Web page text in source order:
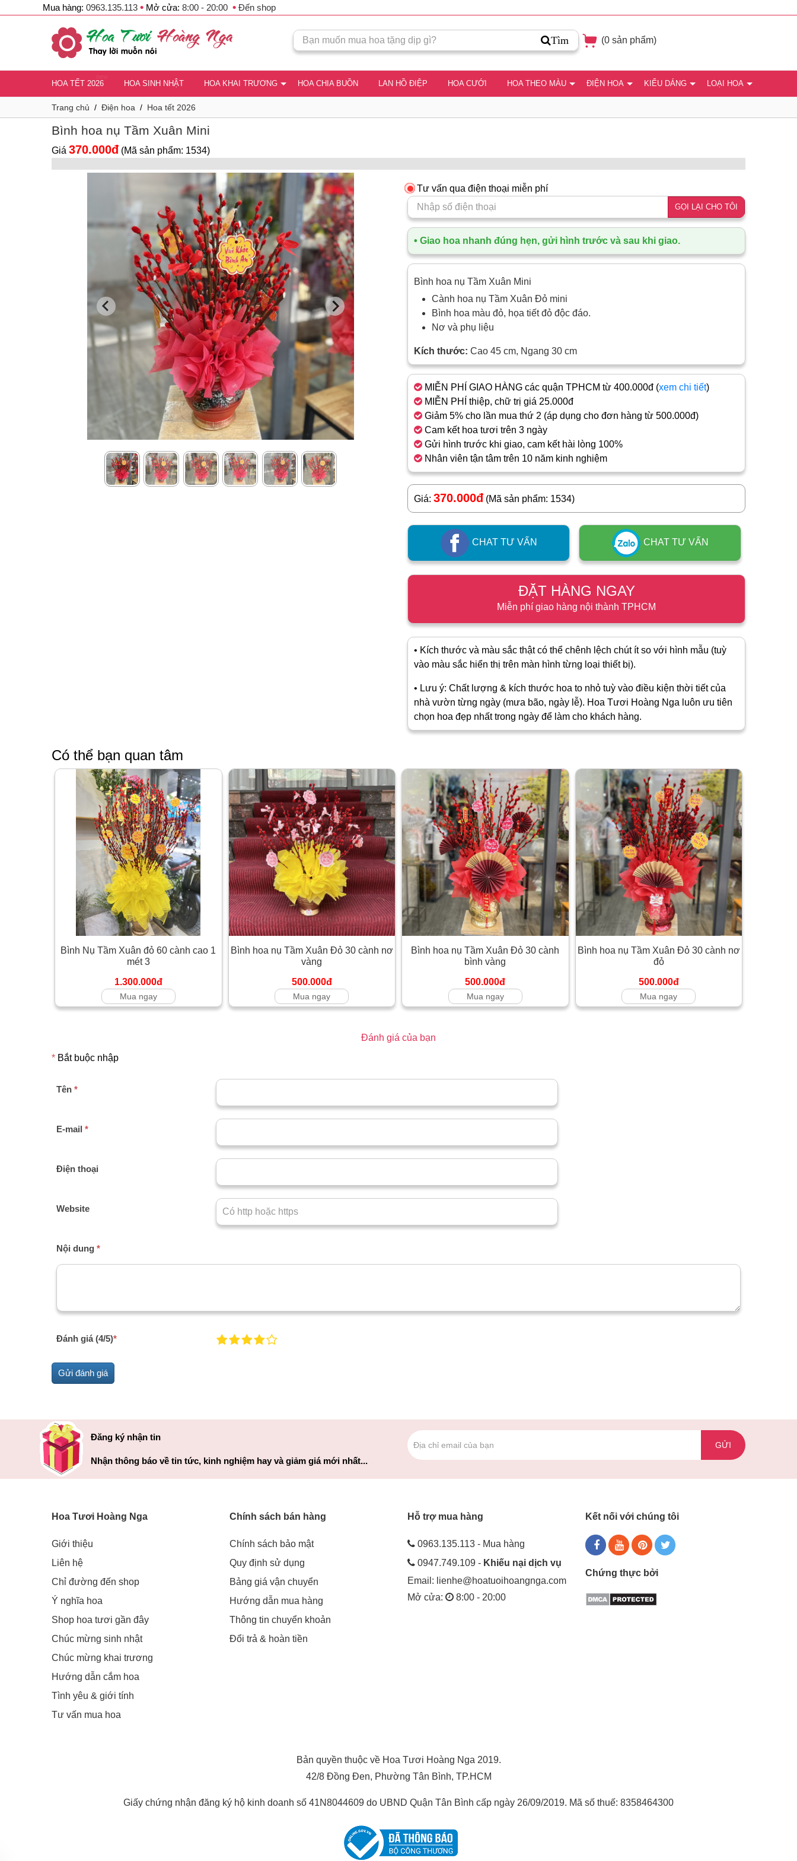
Mua hàng: 0963.135.113 • Mở cửa: 8:00 - 20:00 • Đến shop
Tìm (0 sản phẩm)
HOA TẾT 2026 HOA SINH NHẬT HOA KHAI TRƯƠNG HOA CHIA BUỒN LAN HỒ ĐIỆP HOA CƯỚI HOA THEO MÀU ĐIỆN HOA KIỂU DÁNG LOẠI HOA
Trang chủ / Điện hoa / Hoa tết 2026
Bình hoa nụ Tầm Xuân Mini
Giá 370.000đ (Mã sản phẩm: 1534)
Tư vấn qua điện thoại miễn phí
GỌI LẠI CHO TÔI
• Giao hoa nhanh đúng hẹn, gửi hình trước và sau khi giao.
Bình hoa nụ Tầm Xuân Mini
Cành hoa nụ Tầm Xuân Đỏ mini
Bình hoa màu đỏ, họa tiết đỏ độc đáo.
Nơ và phụ liệu
Kích thước: Cao 45 cm, Ngang 30 cm
MIỄN PHÍ GIAO HÀNG các quận TPHCM từ 400.000đ (xem chi tiết)
MIỄN PHÍ thiệp, chữ trị giá 25.000đ
Giảm 5% cho lần mua thứ 2 (áp dụng cho đơn hàng từ 500.000đ)
Cam kết hoa tươi trên 3 ngày
Gửi hình trước khi giao, cam kết hài lòng 100%
Nhân viên tận tâm trên 10 năm kinh nghiệm
Giá: 370.000đ (Mã sản phẩm: 1534)
CHAT TƯ VẤN CHAT TƯ VẤN
ĐẶT HÀNG NGAY
Miễn phí giao hàng nội thành TPHCM
• Kích thước và màu sắc thật có thể chênh lệch chút ít so với hình mẫu (tuỳ
vào màu sắc hiển thị trên màn hình từng loại thiết bị).
• Lưu ý: Chất lượng & kích thước hoa to nhỏ tuỳ vào điều kiện thời tiết của
nhà vườn từng ngày (mưa bão, ngày lễ). Hoa Tươi Hoàng Nga luôn ưu tiên
chọn hoa đẹp nhất trong ngày để làm cho khách hàng.
Có thể bạn quan tâm
Bình Nụ Tầm Xuân đỏ 60 cành cao 1
mét 3
1.300.000đ
Mua ngay
Bình hoa nụ Tầm Xuân Đỏ 30 cành nơ
vàng
500.000đ
Mua ngay
Bình hoa nụ Tầm Xuân Đỏ 30 cành
bình vàng
500.000đ
Mua ngay
Bình hoa nụ Tầm Xuân Đỏ 30 cành nơ
đỏ
500.000đ
Mua ngay
Đánh giá của bạn
* Bắt buộc nhập
Tên *
E-mail *
Điện thoại
Website
Nội dung *
Đánh giá (4/5)*
Đăng ký nhận tin
Nhận thông báo về tin tức, kinh nghiệm hay và giảm giá mới nhất...
GỬI
Hoa Tươi Hoàng Nga
Giới thiệu
Liên hệ
Chỉ đường đến shop
Ý nghĩa hoa
Shop hoa tươi gần đây
Chúc mừng sinh nhật
Chúc mừng khai trương
Hướng dẫn cắm hoa
Tình yêu & giới tính
Tư vấn mua hoa
Chính sách bán hàng
Chính sách bảo mật
Quy định sử dụng
Bảng giá vận chuyển
Hướng dẫn mua hàng
Thông tin chuyển khoản
Đổi trả & hoàn tiền
Hỗ trợ mua hàng
0963.135.113 - Mua hàng
0947.749.109 - Khiếu nại dịch vụ
Email: lienhe@hoatuoihoangnga.com
Mở cửa:
8:00 - 20:00
Kết nối với chúng tôi
Chứng thực bởi
Bản quyền thuộc về Hoa Tươi Hoàng Nga 2019.
42/8 Đồng Đen, Phường Tân Bình, TP.HCM
Giấy chứng nhận đăng ký hộ kinh doanh số 41N8044609 do UBND Quận Tân Bình cấp ngày 26/09/2019. Mã số thuế: 8358464300